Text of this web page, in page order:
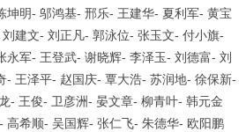
坤明- 邬鸿基- 邢乐- 王建华- 夏利军- 黄宝
刘建文- 刘正凡- 郭泳位- 张玉文- 付小旗-
永军- 王登武- 谢晓辉- 李泽玉- 刘德富- 刘
- 王泽平- 赵国庆- 覃大浩- 苏润地- 徐保新-
- 王俊- 卫彦洲- 晏文章- 柳青叶- 韩元金
- 高希顺- 吴国辉- 张仁飞- 朱德华- 欧阳鹏